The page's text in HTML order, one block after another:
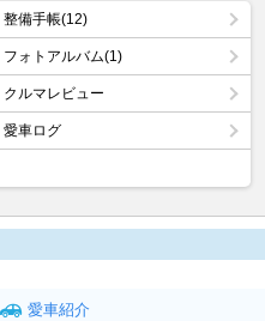
整備手帳(12)
フォトアルバム(1)
クルマレビュー
愛車ログ
愛車紹介